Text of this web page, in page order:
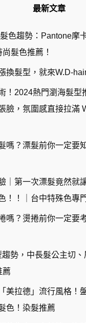
最新文章
色趨勢：Pantone摩
髮色推薦！
換髮型，就來W.D-
！2024熱門瀏海髮型
臉，氛圍感直接拉滿
嗎？漂髮前你一定要
｜第一次漂髮竟然就
！！｜台中特殊色專
嗎？燙捲前你一定要
趨勢，中長髮公主切
薦
美拉德」流行風格！
色！染髮推薦